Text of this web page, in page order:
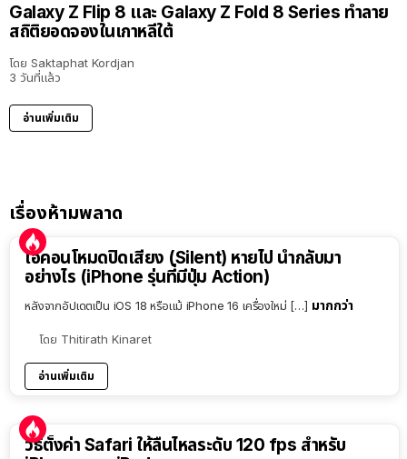
Galaxy Z Flip 8 และ Galaxy Z Fold 8 Series ทำลาย
สถิติยอดจองในเกาหลีใต้
โดย Saktaphat Kordjan
3 วันที่แล้ว
อ่านเพิ่มเติม
เรื่องห้ามพลาด
ไอคอนโหมดปิดเสียง (Silent) หายไป นำกลับมา
อย่างไร (iPhone รุ่นที่มีปุ่ม Action)
หลังจากอัปเดตเป็น iOS 18 หรือแม้ iPhone 16 เครื่องใหม่ […] มากกว่า
โดย Thitirath Kinaret
อ่านเพิ่มเติม
วิธีตั้งค่า Safari ให้ลื่นไหลระดับ 120 fps สำหรับ